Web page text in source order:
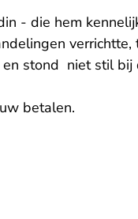
- die hem
verrichtte,
stond niet stil bij
betalen.